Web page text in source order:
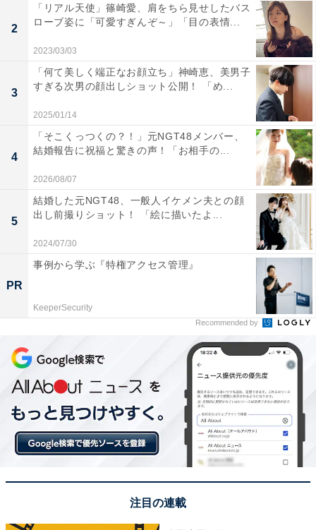
2
「リアル天使」篠崎愛、肩をちら見せしたバス
ローブ姿に「可愛すぎんぞ～」「目の表情...
2023/03/03
3
「何て美しく端正なお顔立ち」神崎恵、美男子
すぎる次男の顔出しショット公開！ 「め...
2025/01/14
4
「そこくっつくの？！」元NGT48メンバー、
結婚報告に祝福と驚きの声！「お相手の...
2026/08/07
5
結婚した元NGT48、一般人イケメン夫との顔
出し前撮りショット！ 「絵に描いたよ...
2024/07/30
PR
事例から学ぶ『特権アクセス管理』
KeeperSecurity
Recommended by
注目の連載